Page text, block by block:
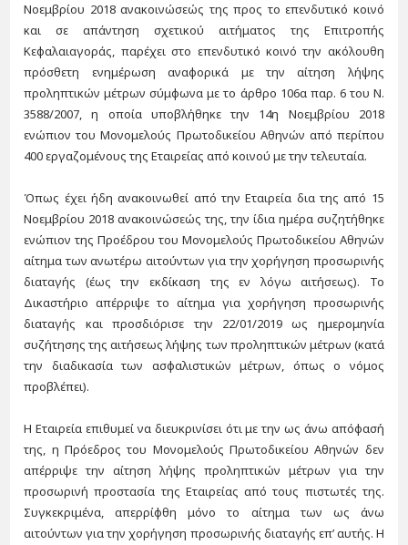
Νοεμβρίου 2018 ανακοινώσεώς της προς το επενδυτικό κοινό
και σε απάντηση σχετικού αιτήματος της Επιτροπής
Κεφαλαιαγοράς, παρέχει στο επενδυτικό κοινό την ακόλουθη
πρόσθετη ενημέρωση αναφορικά με την αίτηση λήψης
προληπτικών μέτρων σύμφωνα με το άρθρο 106α παρ. 6 του Ν.
3588/2007, η οποία υποβλήθηκε την 14η Νοεμβρίου 2018
ενώπιον του Μονομελούς Πρωτοδικείου Αθηνών από περίπου
400 εργαζομένους της Εταιρείας από κοινού με την τελευταία.
Όπως έχει ήδη ανακοινωθεί από την Εταιρεία δια της από 15
Νοεμβρίου 2018 ανακοινώσεώς της, την ίδια ημέρα συζητήθηκε
ενώπιον της Προέδρου του Μονομελούς Πρωτοδικείου Αθηνών
αίτημα των ανωτέρω αιτούντων για την χορήγηση προσωρινής
διαταγής (έως την εκδίκαση της εν λόγω αιτήσεως). Το
Δικαστήριο απέρριψε το αίτημα για χορήγηση προσωρινής
διαταγής και προσδιόρισε την 22/01/2019 ως ημερομηνία
συζήτησης της αιτήσεως λήψης των προληπτικών μέτρων (κατά
την διαδικασία των ασφαλιστικών μέτρων, όπως ο νόμος
προβλέπει).
H Εταιρεία επιθυμεί να διευκρινίσει ότι με την ως άνω απόφασή
της, η Πρόεδρος του Μονομελούς Πρωτοδικείου Αθηνών δεν
απέρριψε την αίτηση λήψης προληπτικών μέτρων για την
προσωρινή προστασία της Εταιρείας από τους πιστωτές της.
Συγκεκριμένα, απερρίφθη μόνο το αίτημα των ως άνω
αιτούντων για την χορήγηση προσωρινής διαταγής επ’ αυτής. Η